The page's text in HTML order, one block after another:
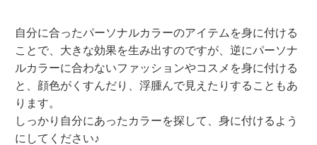
自分に合ったパーソナルカラーのアイテムを身に付ける
ことで、大きな効果を生み出すのですが、逆にパーソナ
ルカラーに合わないファッションやコスメを身に付ける
と、顔色がくすんだり、浮腫んで見えたりすることもあ
ります。
しっかり自分にあったカラーを探して、身に付けるよう
にしてください♪